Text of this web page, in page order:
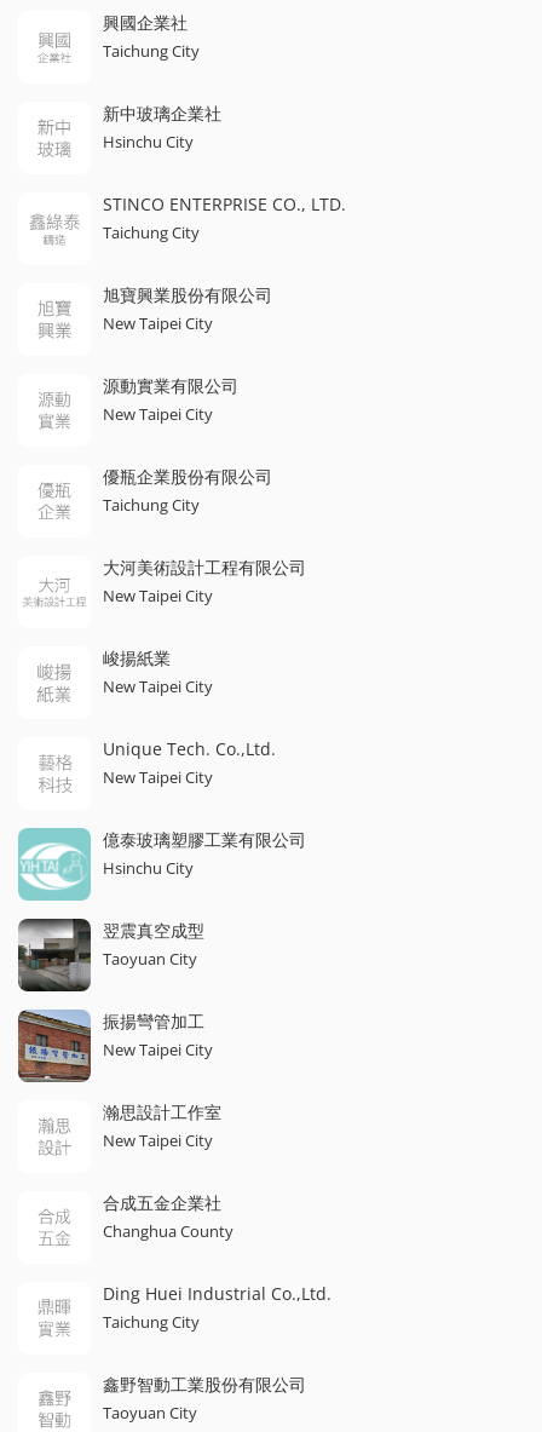
興國企業社
Taichung City
新中玻璃企業社
Hsinchu City
STINCO ENTERPRISE CO., LTD.
Taichung City
旭寶興業股份有限公司
New Taipei City
源動實業有限公司
New Taipei City
優瓶企業股份有限公司
Taichung City
大河美術設計工程有限公司
New Taipei City
峻揚紙業
New Taipei City
Unique Tech. Co.,Ltd.
New Taipei City
億泰玻璃塑膠工業有限公司
Hsinchu City
翌震真空成型
Taoyuan City
振揚彎管加工
New Taipei City
瀚思設計工作室
New Taipei City
合成五金企業社
Changhua County
Ding Huei Industrial Co.,Ltd.
Taichung City
鑫野智動工業股份有限公司
Taoyuan City